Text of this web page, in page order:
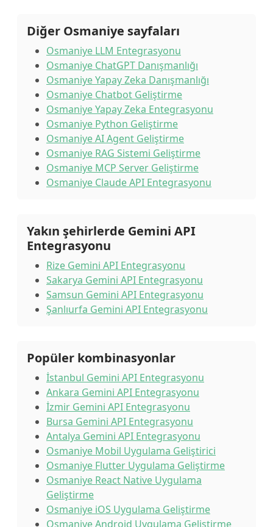
Diğer Osmaniye sayfaları
Osmaniye LLM Entegrasyonu
Osmaniye ChatGPT Danışmanlığı
Osmaniye Yapay Zeka Danışmanlığı
Osmaniye Chatbot Geliştirme
Osmaniye Yapay Zeka Entegrasyonu
Osmaniye Python Geliştirme
Osmaniye AI Agent Geliştirme
Osmaniye RAG Sistemi Geliştirme
Osmaniye MCP Server Geliştirme
Osmaniye Claude API Entegrasyonu
Yakın şehirlerde Gemini API
Entegrasyonu
Rize Gemini API Entegrasyonu
Sakarya Gemini API Entegrasyonu
Samsun Gemini API Entegrasyonu
Şanlıurfa Gemini API Entegrasyonu
Popüler kombinasyonlar
İstanbul Gemini API Entegrasyonu
Ankara Gemini API Entegrasyonu
İzmir Gemini API Entegrasyonu
Bursa Gemini API Entegrasyonu
Antalya Gemini API Entegrasyonu
Osmaniye Mobil Uygulama Geliştirici
Osmaniye Flutter Uygulama Geliştirme
Osmaniye React Native Uygulama
Geliştirme
Osmaniye iOS Uygulama Geliştirme
Osmaniye Android Uygulama Geliştirme